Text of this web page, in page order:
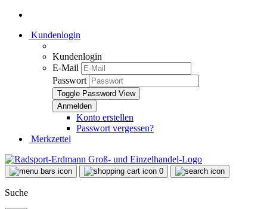
Kundenlogin
Kundenlogin
E-Mail
Passwort
Toggle Password View
Konto erstellen
Passwort vergessen?
Merkzettel
0
Suche